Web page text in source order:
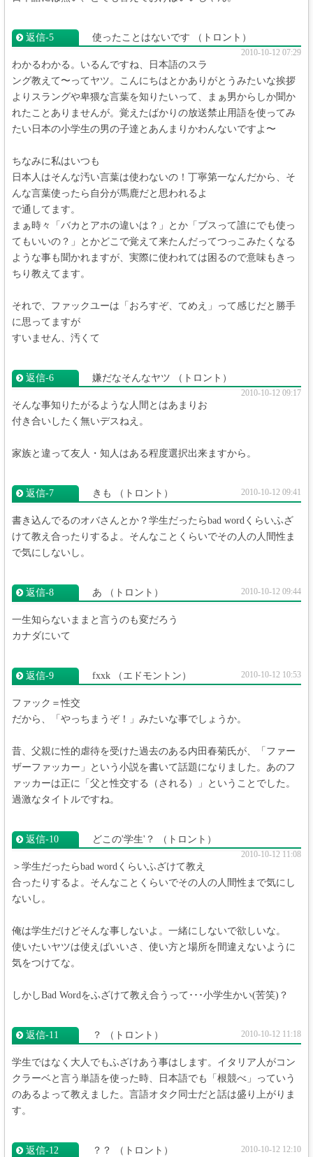
返信‐5 使ったことはないです （トロント）
2010-10-12 07:29
わかるわかる。いるんですね、日本語のスラ
ング教えて〜ってヤツ。こんにちはとかありがとうみたいな挨拶
よりスラングや卑猥な言葉を知りたいって、まぁ男からしか聞か
れたことありませんが。覚えたばかりの放送禁止用語を使ってみ
たい日本の小学生の男の子達とあんまりかわんないですよ〜
ちなみに私はいつも
日本人はそんな汚い言葉は使わないの！丁寧第一なんだから、そ
んな言葉使ったら自分が馬鹿だと思われるよ
で通してます。
まぁ時々「バカとアホの違いは？」とか「ブスって誰にでも使っ
てもいいの？」とかどこで覚えて来たんだってつっこみたくなる
ような事も聞かれますが、実際に使われては困るので意味もきっ
ちり教えてます。
それで、ファックユーは「おろすぞ、てめえ」って感じだと勝手
に思ってますが
すいません、汚くて
返信‐6 嫌だなそんなヤツ （トロント）
2010-10-12 09:17
そんな事知りたがるような人間とはあまりお
付き合いしたく無いデスねえ。
家族と違って友人・知人はある程度選択出来ますから。
返信‐7 きも （トロント） 2010-10-12 09:41
書き込んでるのオバさんとか？学生だったらbad wordくらいふざ
けて教え合ったりするよ。そんなことくらいでその人の人間性ま
で気にしないし。
返信‐8 あ （トロント） 2010-10-12 09:44
一生知らないままと言うのも変だろう
カナダにいて
返信‐9 fxxk （エドモントン） 2010-10-12 10:53
ファック＝性交
だから、「やっちまうぞ！」みたいな事でしょうか。
昔、父親に性的虐待を受けた過去のある内田春菊氏が、「ファー
ザーファッカー」という小説を書いて話題になりました。あのフ
ァッカーは正に「父と性交する（される）」ということでした。
過激なタイトルですね。
返信‐10 どこの'学生'？ （トロント）
2010-10-12 11:08
＞学生だったらbad wordくらいふざけて教え
合ったりするよ。そんなことくらいでその人の人間性まで気にし
ないし。
俺は学生だけどそんな事しないよ。一緒にしないで欲しいな。
使いたいヤツは使えばいいさ、使い方と場所を間違えないように
気をつけてな。
しかしBad Wordをふざけて教え合うって･･･小学生かい(苦笑)？
返信‐11 ？ （トロント） 2010-10-12 11:18
学生ではなく大人でもふざけあう事はします。イタリア人がコン
クラーベと言う単語を使った時、日本語でも「根競べ」っていう
のあるよって教えました。言語オタク同士だと話は盛り上がりま
す。
返信‐12 ？？ （トロント） 2010-10-12 12:10